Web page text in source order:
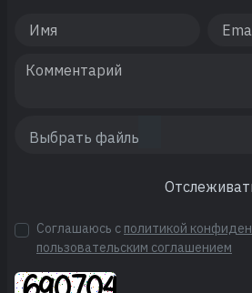
Соглашаюсь с политикой
пользовательским соглашением